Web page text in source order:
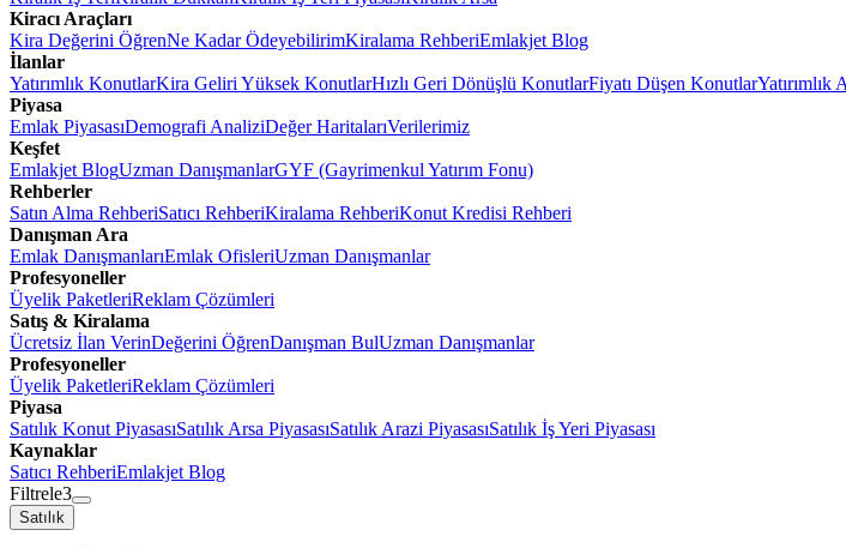
Kiracı Araçları
Kira Değerini ÖğrenNe Kadar ÖdeyebilirimKiralama RehberiEmlakjet Blog
İlanlar
Yatırımlık KonutlarKira Geliri Yüksek KonutlarHızlı Geri Dönüşlü KonutlarFiyatı Düşen KonutlarYatırımlık
Piyasa
Emlak PiyasasıDemografi AnaliziDeğer HaritalarıVerilerimiz
Keşfet
Emlakjet BlogUzman DanışmanlarGYF (Gayrimenkul Yatırım Fonu)
Rehberler
Satın Alma RehberiSatıcı RehberiKiralama RehberiKonut Kredisi Rehberi
Danışman Ara
Emlak DanışmanlarıEmlak OfisleriUzman Danışmanlar
Profesyoneller
Üyelik PaketleriReklam Çözümleri
Satış & Kiralama
Ücretsiz İlan VerinDeğerini ÖğrenDanışman BulUzman Danışmanlar
Profesyoneller
Üyelik PaketleriReklam Çözümleri
Piyasa
Satılık Konut PiyasasıSatılık Arsa PiyasasıSatılık Arazi PiyasasıSatılık İş Yeri Piyasası
Kaynaklar
Satıcı RehberiEmlakjet Blog
Filtrele3
Satılık